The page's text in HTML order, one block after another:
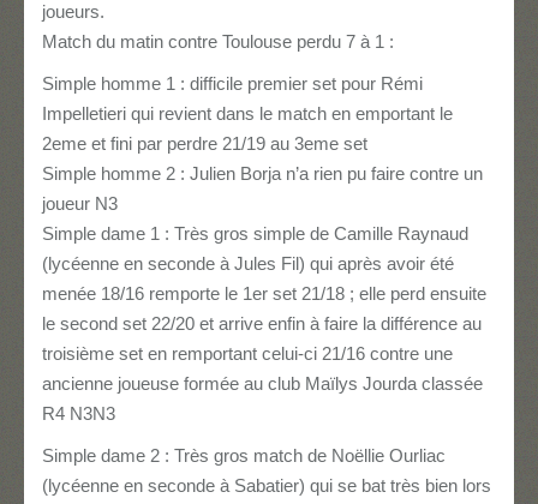
joueurs.
Match du matin contre Toulouse perdu 7 à 1 :
Simple homme 1 : difficile premier set pour Rémi
Impelletieri qui revient dans le match en emportant le
2eme et fini par perdre 21/19 au 3eme set
Simple homme 2 : Julien Borja n’a rien pu faire contre un
joueur N3
Simple dame 1 : Très gros simple de Camille Raynaud
(lycéenne en seconde à Jules Fil) qui après avoir été
menée 18/16 remporte le 1er set 21/18 ; elle perd ensuite
le second set 22/20 et arrive enfin à faire la différence au
troisième set en remportant celui-ci 21/16 contre une
ancienne joueuse formée au club Maïlys Jourda classée
R4 N3N3
Simple dame 2 : Très gros match de Noëllie Ourliac
(lycéenne en seconde à Sabatier) qui se bat très bien lors